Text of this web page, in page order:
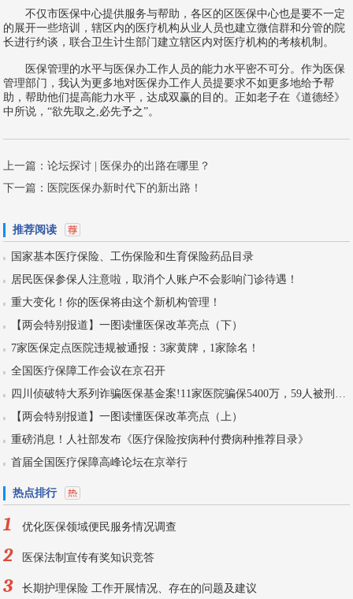
不仅市医保中心提供服务与帮助，各区的区医保中心也是要不一定
的展开一些培训，辖区内的医疗机构从业人员也建立微信群和分管的院
长进行约谈，联合卫生计生部门建立辖区内对医疗机构的考核机制。
医保管理的水平与医保办工作人员的能力水平密不可分。作为医保
管理部门，我认为更多地对医保办工作人员提要求不如更多地给予帮
助，帮助他们提高能力水平，达成双赢的目的。正如老子在《道德经》
中所说，“欲先取之,必先予之”。
上一篇：论坛探讨 | 医保办的出路在哪里？
下一篇： 医院医保办新时代下的新出路！
推荐阅读
国家基本医疗保险、工伤保险和生育保险药品目录
居民医保参保人注意啦，取消个人账户不会影响门诊待遇！
重大变化！你的医保将由这个新机构管理！
【两会特别报道】一图读懂医保改革亮点（下）
7家医保定点医院违规被通报：3家黄牌，1家除名！
全国医疗保障工作会议在京召开
【两会特别报道】一图读懂医保改革亮点（上）
重磅消息！人社部发布《医疗保险按病种付费病种推荐目录》
首届全国医疗保障高峰论坛在京举行
热点排行
1 优化医保领域便民服务情况调查
2 医保法制宣传有奖知识竞答
3 长期护理保险 工作开展情况、存在的问题及建议